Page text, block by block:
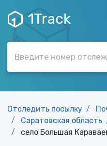
1Track
Отследить посылку
Саратовская область
село Большая